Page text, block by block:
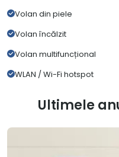
Volan din piele
Volan încălzit
Volan multifuncțional
WLAN / Wi-Fi hotspot
Ultimele